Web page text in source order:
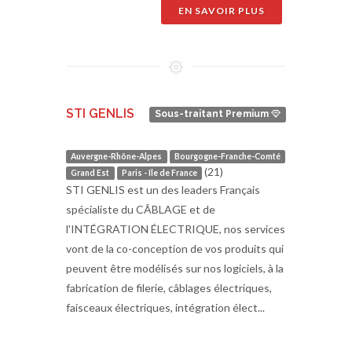
EN SAVOIR PLUS
Sous-traitant Premium
STI GENLIS
Auvergne-Rhône-Alpes
Bourgogne-Franche-Comté
Grand Est
Paris - Ile de France
(21)
STI GENLIS est un des leaders Français
spécialiste du CÂBLAGE et de
l'INTÉGRATION ÉLECTRIQUE, nos services
vont de la co-conception de vos produits qui
peuvent être modélisés sur nos logiciels, à la
fabrication de filerie, câblages électriques,
faisceaux électriques, intégration élect...